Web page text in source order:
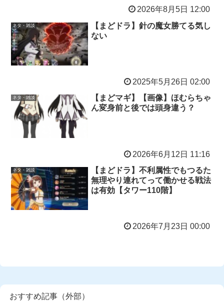
2026年8月5日 12:00
ネタ・雑談
【まどドラ】針の魔女勝てる気し
ない
2025年5月26日 02:00
ネタ・雑談
【まどマギ】【画像】ほむらちゃ
ん変身前と後では頭身違う？
2026年6月12日 11:16
ネタ・雑談
【まどドラ】不利属性でもつるた
無理やり連れてって働かせる戦法
は有効【タワー110階】
2026年7月23日 00:00
おすすめ記事（外部）